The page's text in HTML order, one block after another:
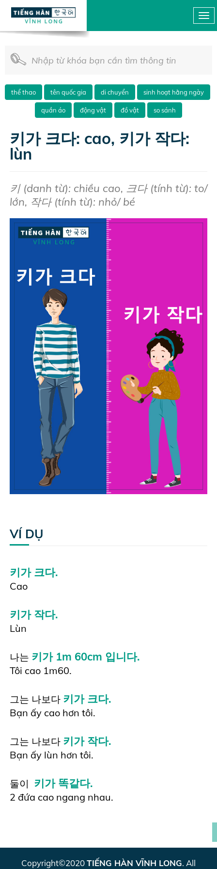
thể thao tên quốc gia di chuyển sinh hoạt hằng ngày
quần áo động vật đồ vật so sánh
키가 크다: cao, 키가 작다:
lùn
키 (danh từ): chiều cao, 크다 (tính từ): to/
lớn, 작다 (tính từ): nhỏ/ bé
VÍ DỤ
키가 크다.
Cao
키가 작다.
Lùn
나는 키가 1m 60cm 입니다.
Tôi cao 1m60.
그는 나보다 키가 크다.
Bạn ấy cao hơn tôi.
그는 나보다 키가 작다.
Bạn ấy lùn hơn tôi.
둘이 키가 똑같다.
2 đứa cao ngang nhau.
Copyright©2020TIẾNG HÀN VĨNH LONG. All